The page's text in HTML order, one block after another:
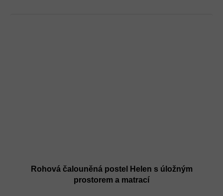
Rohová čalouněná postel Helen s úložným
prostorem a matrací